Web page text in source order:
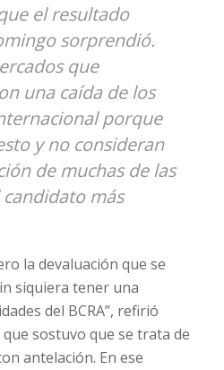
el resultado
sorprendió.
que
una caída de los
porque
y no consideran
de muchas de las
más
la devaluación que se
siquiera tener una
del BCRA”, refirió
sostuvo que se trata de
antelación. En ese